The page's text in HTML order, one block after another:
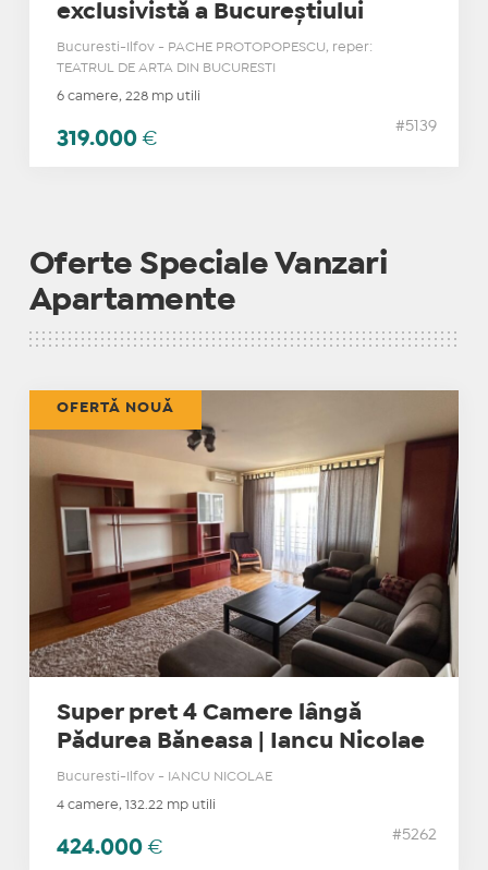
exclusivistă a Bucureștiului
Bucuresti-Ilfov - PACHE PROTOPOPESCU, reper:
TEATRUL DE ARTA DIN BUCURESTI
6 camere, 228 mp utili
319.000 €
#5139
Oferte Speciale Vanzari
Apartamente
Super pret 4 Camere lângă
Pădurea Băneasa | Iancu Nicolae
Bucuresti-Ilfov - IANCU NICOLAE
4 camere, 132.22 mp utili
424.000 €
#5262
OFERTĂ NOUĂ